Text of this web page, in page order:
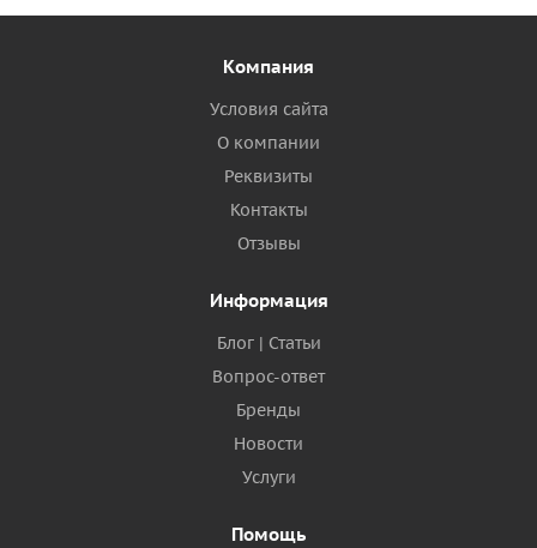
Компания
Условия сайта
О компании
Реквизиты
Контакты
Отзывы
Информация
Блог | Статьи
Вопрос-ответ
Бренды
Новости
Услуги
Помощь